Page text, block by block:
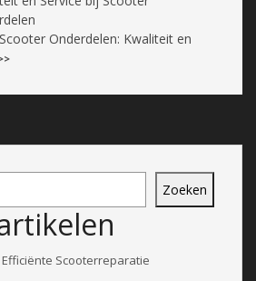
Onderdelen: Kwaliteit en
Zoeken
Scooterreparatie